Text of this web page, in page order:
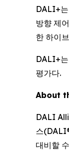
DALI+
방향 제
한 하이
DALI+
평가다.
About
DALI
스
대비할